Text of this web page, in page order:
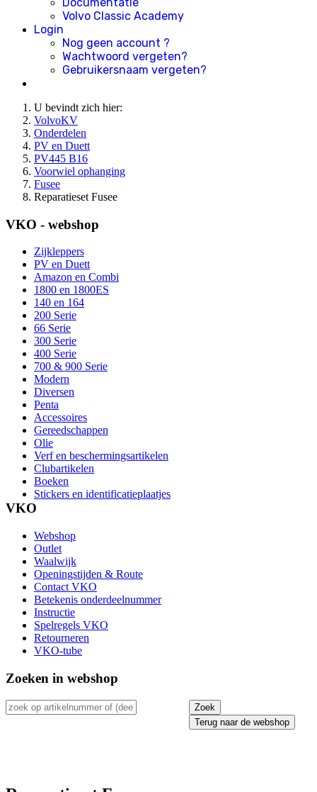
Volvo Classic Academy
Login
Nog geen account ?
Wachtwoord vergeten?
Gebruikersnaam vergeten?
U bevindt zich hier:
VolvoKV
Onderdelen
PV en Duett
PV445 B16
Voorwiel ophanging
Fusee
Reparatieset Fusee
VKO - webshop
Zijkleppers
PV en Duett
Amazon en Combi
1800 en 1800ES
140 en 164
200 Serie
66 Serie
300 Serie
400 Serie
700 & 900 Serie
Modern
Diversen
Penta
Accessoires
Gereedschappen
Olie
Verf en beschermingsartikelen
Clubartikelen
Boeken
Stickers en identificatieplaatjes
VKO
Webshop
Outlet
Waalwijk
Openingstijden & Route
Contact VKO
Betekenis onderdeelnummer
Instructie
Spelregels VKO
Retourneren
VKO-tube
Zoeken in webshop
Terug naar de webshop